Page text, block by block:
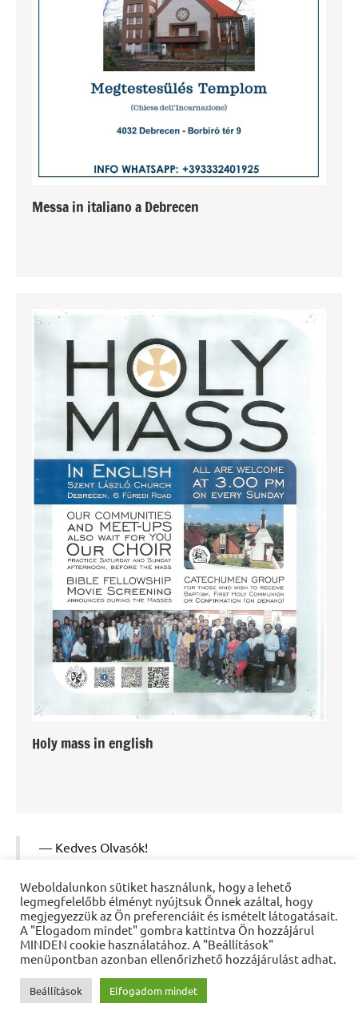
Messa in italiano a Debrecen
Holy mass in english
Kedves Olvasók!
Debrecen-Nyíregyházi Egyházmegye honlapja, a
www.dnyem.huoldal új formában jelenik meg.
A 2021. december 1. előtti cikkeink az ARCHÍVUM
menüpont alatt, illetve aarchivum.dnyem.huoldalon
található.
Weboldalunkon sütiket használunk, hogy a lehető
legmegfelelőbb élményt nyújtsuk Önnek azáltal, hogy
megjegyezzük az Ön preferenciáit és ismételt látogatásait.
A "Elogadom mindet" gombra kattintva Ön hozzájárul
MINDEN cookie használatához. A "Beállítások"
menüpontban azonban ellenőrizhető hozzájárulást adhat.
Beállítások Elfogadom mindet